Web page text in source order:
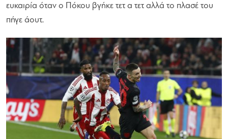
ευκαιρία όταν ο Πόκου βγήκε τετ α τετ αλλά το πλασέ του
πήγε άουτ.